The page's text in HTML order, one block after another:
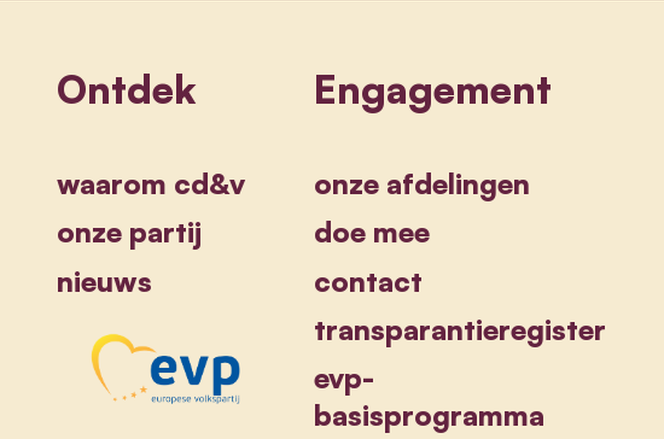
Ontdek
waarom cd&v
onze partij
nieuws
Engagement
onze afdelingen
doe mee
contact
transparantieregister
evp-
basisprogramma